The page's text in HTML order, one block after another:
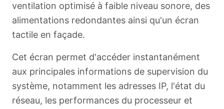
ventilation optimisé à faible niveau sonore, des
alimentations redondantes ainsi qu'un écran
tactile en façade.
Cet écran permet d'accéder instantanément
aux principales informations de supervision du
système, notamment les adresses IP, l'état du
réseau, les performances du processeur et